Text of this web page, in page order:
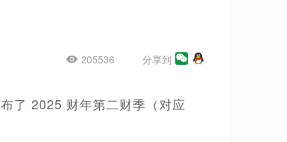
205536 分享到
了 2025 财年第二财季（对应